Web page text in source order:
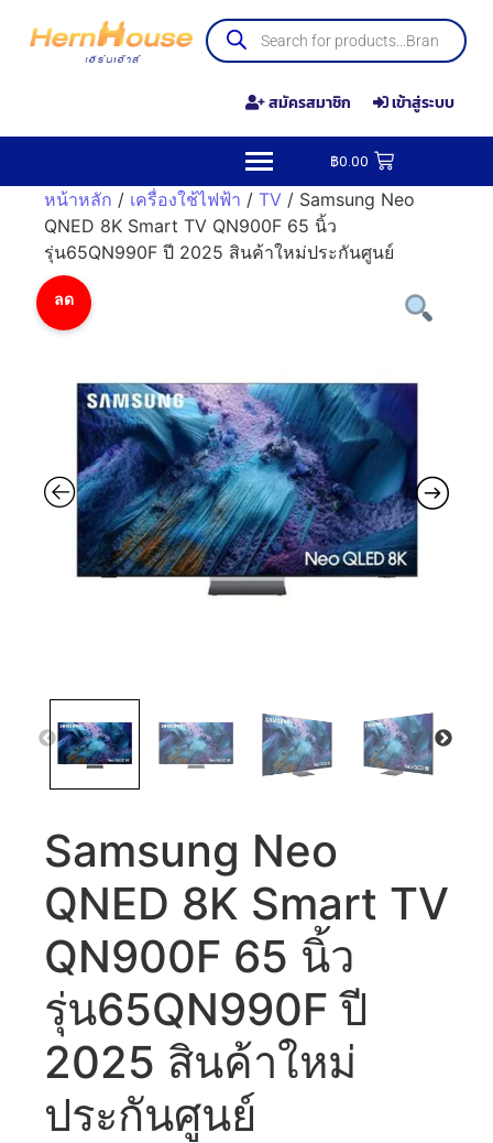
สมัครสมาชิก เข้าสู่ระบบ
฿0.00
หน้าหลัก / เครื่องใช้ไฟฟ้า / TV / Samsung Neo
QNED 8K Smart TV QN900F 65 นิ้ว
รุ่น65QN990F ปี 2025 สินค้าใหม่ประกันศูนย์
ลด
Samsung Neo
QNED 8K Smart TV
QN900F 65 นิ้ว
รุ่น65QN990F ปี
2025 สินค้าใหม่
ประกันศูนย์